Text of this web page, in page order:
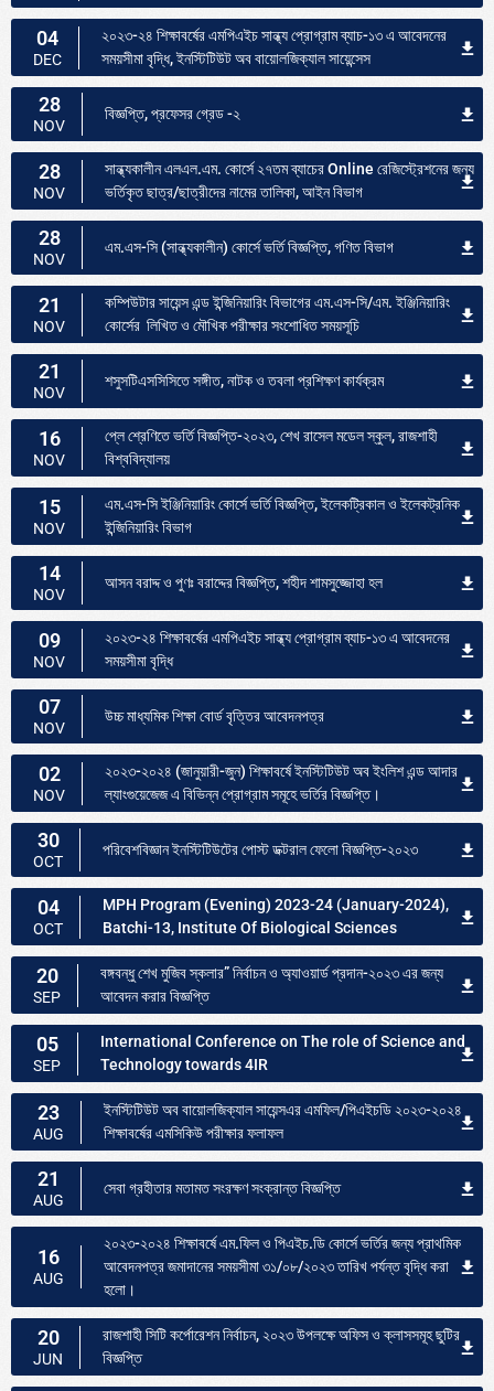
04
DEC
২০২৩-২৪ শিক্ষাবর্ষের এমপিএইচ সান্ধ্য প্রোগ্রাম ব্যাচ-১৩ এ আবেদনের
সময়সীমা বৃদ্ধি, ইনস্টিটিউট অব বায়োলজিক্যাল সায়েন্সেস
28
NOV
বিজ্ঞপ্তি, প্রফেসর গ্রেড -২
28
NOV
সান্ধ্যকালীন এলএল.এম. কোর্সে ২৭তম ব্যাচের Online রেজিস্ট্রেশনের জন্য
ভর্তিকৃত ছাত্র/ছাত্রীদের নামের তালিকা, আইন বিভাগ
28
NOV
এম.এস-সি (সান্ধ্যকালীন) কোর্সে ভর্তি বিজ্ঞপ্তি, গণিত বিভাগ
21
NOV
কম্পিউটার সায়েন্স এন্ড ইন্জিনিয়ারিং বিভাগের এম.এস-সি/এম. ইঞ্জিনিয়ারিং
কোর্সের লিখিত ও মৌখিক পরীক্ষার সংশোধিত সময়সূচি
21
NOV
শসুসটিএসসিসিতে সঙ্গীত, নাটক ও তবলা প্রশিক্ষণ কার্যক্রম
16
NOV
প্লে শ্রেণিতে ভর্তি বিজ্ঞপ্তি-২০২৩, শেখ রাসেল মডেল স্কুল, রাজশাহী
বিশ্ববিদ্যালয়
15
NOV
এম.এস-সি ইঞ্জিনিয়ারিং কোর্সে ভর্তি বিজ্ঞপ্তি, ইলেকট্রিকাল ও ইলেকট্রনিক
ইন্জিনিয়ারিং বিভাগ
14
NOV
আসন বরাদ্দ ও পুণঃ বরাদ্দের বিজ্ঞপ্তি, শহীদ শামসুজ্জোহা হল
09
NOV
২০২৩-২৪ শিক্ষাবর্ষের এমপিএইচ সান্ধ্য প্রোগ্রাম ব্যাচ-১৩ এ আবেদনের
সময়সীমা বৃদ্ধি
07
NOV
উচ্চ মাধ্যমিক শিক্ষা বোর্ড বৃত্তির আবেদনপত্র
02
NOV
২০২৩-২০২৪ (জানুয়ারী-জুন) শিক্ষাবর্ষে ইনস্টিটিউট অব ইংলিশ এন্ড আদার
ল্যাংগুয়েজেজ এ বিভিন্ন প্রোগ্রাম সমূহে ভর্তির বিজ্ঞপ্তি।
30
OCT
পরিবেশবিজ্ঞান ইনস্টিটিউটের পোস্ট ডক্টরাল ফেলো বিজ্ঞপ্তি-২০২৩
04
OCT
MPH Program (Evening) 2023-24 (January-2024),
Batchi-13, Institute Of Biological Sciences
20
SEP
বঙ্গবন্ধু শেখ মুজিব স্কলার” নির্বাচন ও অ্যাওয়ার্ড প্রদান-২০২৩ এর জন্য
আবেদন করার বিজ্ঞপ্তি
05
SEP
International Conference on The role of Science and
Technology towards 4IR
23
AUG
ইনস্টিটিউট অব বায়োলজিক্যাল সায়েন্সএর এমফিল/পিএইচডি ২০২৩-২০২৪
শিক্ষাবর্ষের এমসিকিউ পরীক্ষার ফলাফল
21
AUG
সেবা গ্রহীতার মতামত সংরক্ষণ সংক্রান্ত বিজ্ঞপ্তি
16
AUG
২০২৩-২০২৪ শিক্ষাবর্ষে এম.ফিল ও পিএইচ.ডি কোর্সে ভর্তির জন্য প্রাথমিক
আবেদনপত্র জমাদানের সময়সীমা ৩১/০৮/২০২৩ তারিখ পর্যন্ত বৃদ্ধি করা
হলো।
20
JUN
রাজশাহী সিটি কর্পোরেশন নির্বাচন, ২০২৩ উপলক্ষে অফিস ও ক্লাসসমূহ ছুটির
বিজ্ঞপ্তি